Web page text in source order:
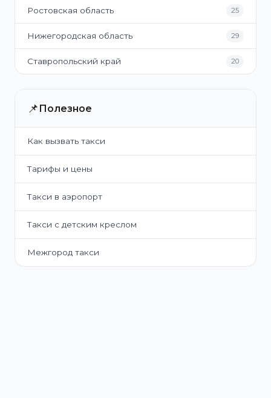
Ростовская область 25
Нижегородская область 29
Ставропольский край 20
📌 Полезное
Как вызвать такси
Тарифы и цены
Такси в аэропорт
Такси с детским креслом
Межгород такси